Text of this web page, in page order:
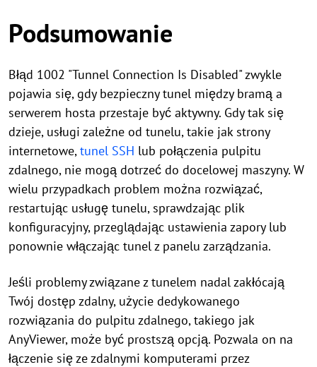
Podsumowanie
Błąd 1002 "Tunnel Connection Is Disabled" zwykle
pojawia się, gdy bezpieczny tunel między bramą a
serwerem hosta przestaje być aktywny. Gdy tak się
dzieje, usługi zależne od tunelu, takie jak strony
internetowe,tunel SSH lub połączenia pulpitu
zdalnego, nie mogą dotrzeć do docelowej maszyny. W
wielu przypadkach problem można rozwiązać,
restartując usługę tunelu, sprawdzając plik
konfiguracyjny, przeglądając ustawienia zapory lub
ponownie włączając tunel z panelu zarządzania.
Jeśli problemy związane z tunelem nadal zakłócają
Twój dostęp zdalny, użycie dedykowanego
rozwiązania do pulpitu zdalnego, takiego jak
AnyViewer, może być prostszą opcją. Pozwala on na
łączenie się ze zdalnymi komputerami przez